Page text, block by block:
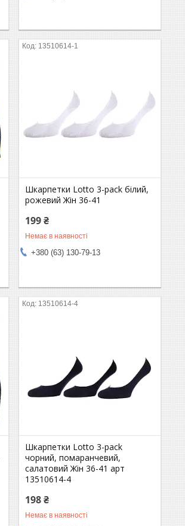
13510614-1
Шкарпетки Lotto 3-pack білий,
рожевий Жін 36-41
199 ₴
Немає в наявності
+380 (63) 130-79-13
13510614-4
Шкарпетки Lotto 3-pack
чорний, помаранчевий,
салатовий Жін 36-41 арт
13510614-4
198 ₴
Немає в наявності